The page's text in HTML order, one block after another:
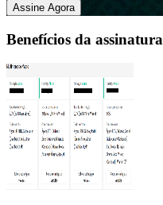
Assine Agora
Benefícios da assinatura